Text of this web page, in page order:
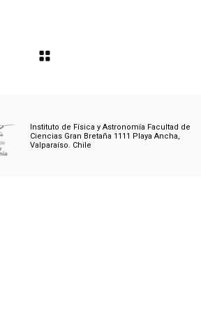
Instituto de Física y Astronomía Facultad de
Ciencias Gran Bretaña 1111 Playa Ancha,
Valparaíso. Chile